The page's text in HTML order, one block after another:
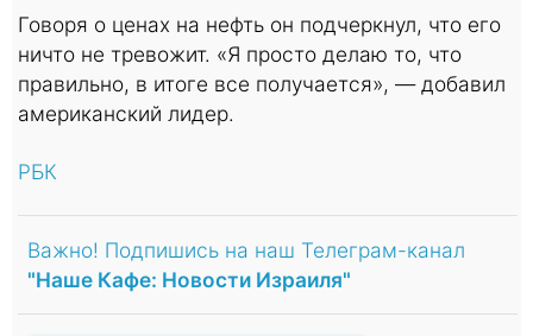
Говоря о ценах на нефть он подчеркнул, что его
ничто не тревожит. «Я просто делаю то, что
правильно, в итоге все получается», — добавил
американский лидер.
РБК
Важно! Подпишись на наш Телеграм-канал
"Наше Кафе: Новости Израиля"